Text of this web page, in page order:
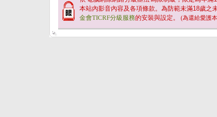
本站內影音內容及各項條款。為防範未滿18歲之
金會TICRF分級服務的安裝與設定。 (為還給愛護